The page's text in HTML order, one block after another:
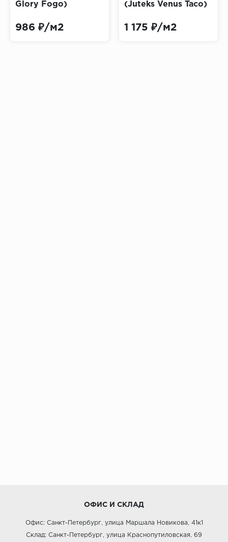
Glory Fogo)
986 ₽/м2
(Juteks Venus Taco)
1 175 ₽/м2
ОФИС И СКЛАД
Офис: Санкт-Петербург, улица Маршала Новикова, 41к1
Склад: Санкт-Петербург, улица Краснопутиловская, 69